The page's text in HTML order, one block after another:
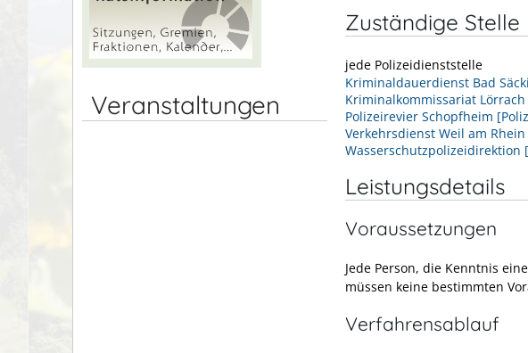
Veranstaltungen
Zuständige Stelle
jede Polizeidienststelle
Kriminaldauerdienst Bad
Kriminalkommissariat
Polizeirevier Schopfheim
Verkehrsdienst Weil am
Wasserschutzpolizeidirektion
Leistungsdetails
Voraussetzungen
Jede Person, die Kenntnis
müssen keine bestimmten
Verfahrensablauf